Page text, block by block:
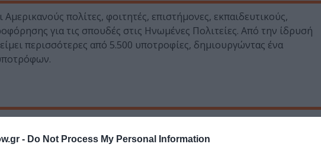
- Do Not Process My Personal Information
πολίτες, φοιτητές, επιστήμονες, εκπαιδευτικούς,
για τις σπουδές στις Ηνωμένες Πολιτείες. Από την ίδρυσή
περισσότερες από 5.500 υποτροφίες, δημιουργώντας ένα
όπου οι επισκέπτες έρχονται σε επαφή με διαφορετικές μορφές
αντανακλά την αισθητική και την αφοσίωση στην άρτια ποιότητα των i-